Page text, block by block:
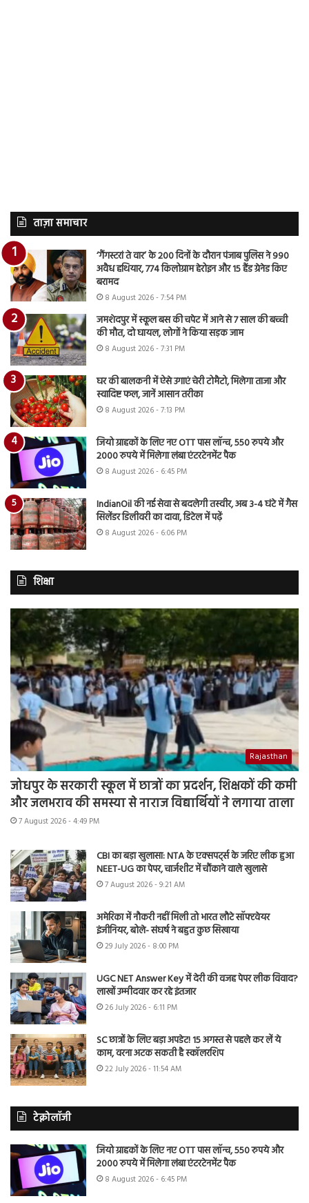
ताज़ा समाचार
‘गैंगस्टरां ते वार’ के 200 दिनों के दौरान पंजाब पुलिस ने 990
अवैध हथियार, 774 किलोग्राम हेरोइन और 15 हैंड ग्रेनेड किए
बरामद
8 August 2026 - 7:54 PM
जमशेदपुर में स्कूल बस की चपेट में आने से 7 साल की बच्ची
की मौत, दो घायल, लोगों ने किया सड़क जाम
8 August 2026 - 7:31 PM
घर की बालकनी में ऐसे उगाएं चेरी टोमैटो, मिलेगा ताजा और
स्वादिष्ट फल, जानें आसान तरीका
8 August 2026 - 7:13 PM
जियो ग्राहकों के लिए नए OTT पास लॉन्च, 550 रुपये और
2000 रुपये में मिलेगा लंबा एंटरटेनमेंट पैक
8 August 2026 - 6:45 PM
IndianOil की नई सेवा से बदलेगी तस्वीर, अब 3-4 घंटे में गैस
सिलेंडर डिलीवरी का दावा, डिटेल में पढ़ें
8 August 2026 - 6:06 PM
शिक्षा
Rajasthan
जोधपुर के सरकारी स्कूल में छात्रों का प्रदर्शन, शिक्षकों की कमी
और जलभराव की समस्या से नाराज विद्यार्थियों ने लगाया ताला
7 August 2026 - 4:49 PM
CBI का बड़ा खुलासा: NTA के एक्सपर्ट्स के जरिए लीक हुआ
NEET-UG का पेपर, चार्जशीट में चौंकाने वाले खुलासे
7 August 2026 - 9:21 AM
अमेरिका में नौकरी नहीं मिली तो भारत लौटे सॉफ्टवेयर
इंजीनियर, बोले- संघर्ष ने बहुत कुछ सिखाया
29 July 2026 - 8:00 PM
UGC NET Answer Key में देरी की वजह पेपर लीक विवाद?
लाखों उम्मीदवार कर रहे इंतजार
26 July 2026 - 6:11 PM
SC छात्रों के लिए बड़ा अपडेट! 15 अगस्त से पहले कर लें ये
काम, वरना अटक सकती है स्कॉलरशिप
22 July 2026 - 11:54 AM
टेक्नोलॉजी
जियो ग्राहकों के लिए नए OTT पास लॉन्च, 550 रुपये और
2000 रुपये में मिलेगा लंबा एंटरटेनमेंट पैक
8 August 2026 - 6:45 PM